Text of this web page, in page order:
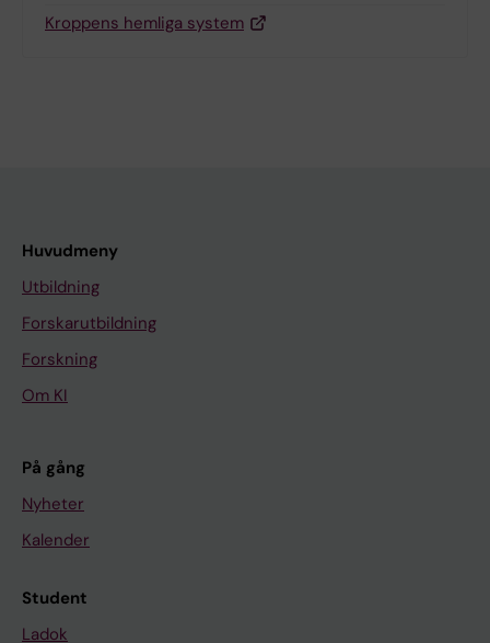
Kroppens hemliga system
Huvudmeny
Utbildning
Forskarutbildning
Forskning
Om KI
På gång
Nyheter
Kalender
Student
Ladok